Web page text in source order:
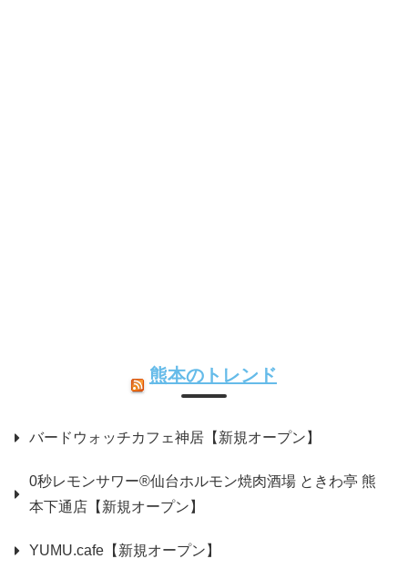
熊本のトレンド
バードウォッチカフェ神居【新規オープン】
0秒レモンサワー®仙台ホルモン焼肉酒場 ときわ亭 熊
本下通店【新規オープン】
YUMU.cafe【新規オープン】